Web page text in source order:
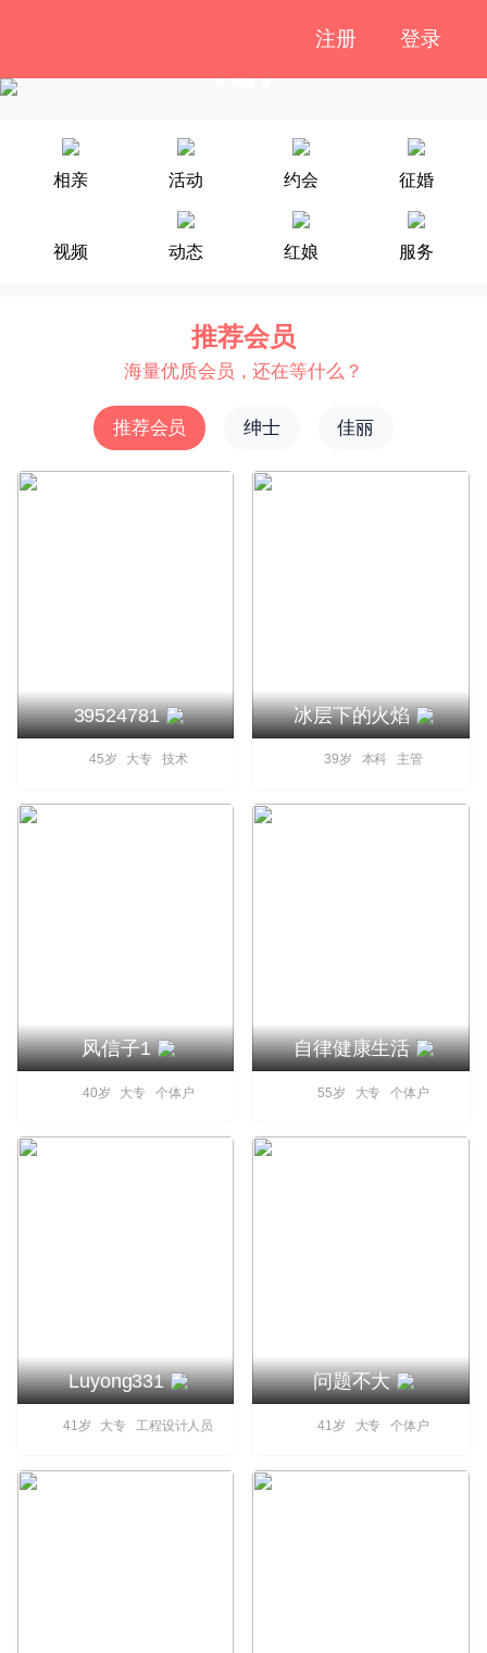
注册 登录
相亲 活动 约会 征婚
视频 动态 红娘 服务
推荐会员
海量优质会员，还在等什么？
推荐会员 绅士 佳丽
39524781
45岁 大专 技术
冰层下的火焰
39岁 本科 主管
风信子1
40岁 大专 个体户
自律健康生活
55岁 大专 个体户
Luyong331
41岁 大专 工程设计人员
问题不大
41岁 大专 个体户